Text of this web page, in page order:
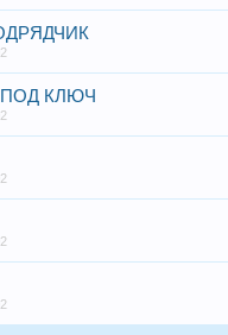
КЛЮЧ